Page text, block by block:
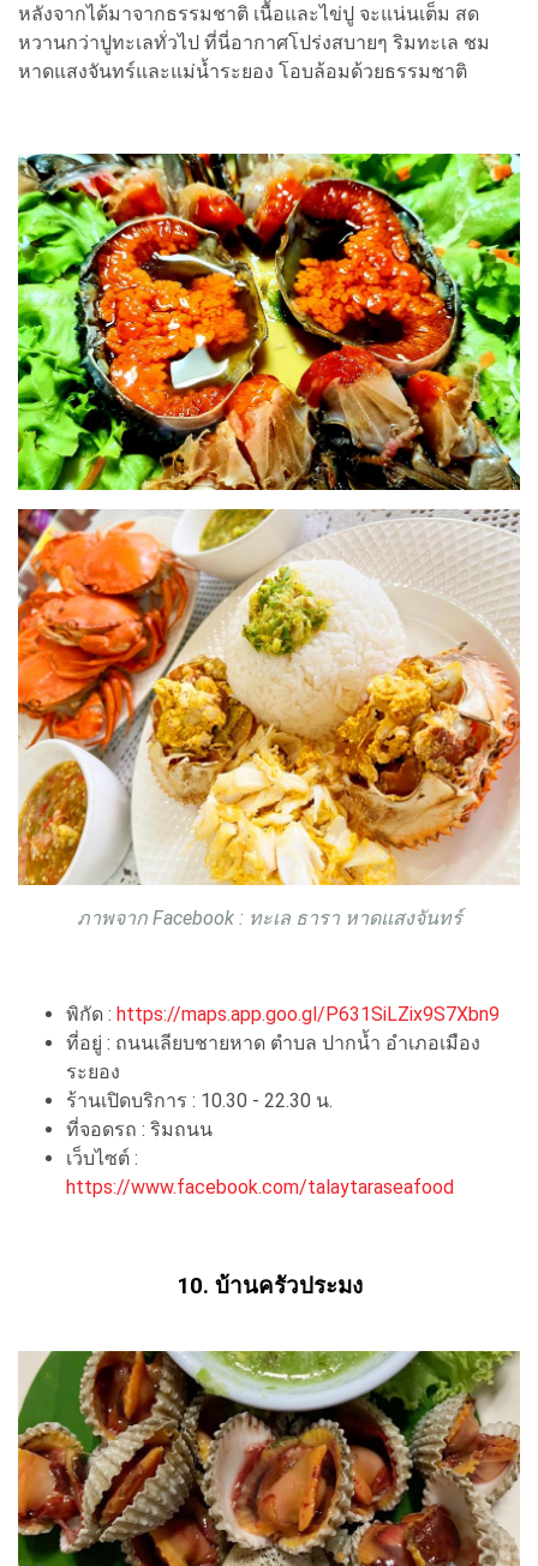
หลังจากได้มาจากธรรมชาติ เนื้อและไข่ปู จะแน่นเต็ม สด
หวานกว่าปูทะเลทั่วไป ที่นี่อากาศโปร่งสบายๆ ริมทะเล ชม
หาดแสงจันทร์และแม่น้ำระยอง โอบล้อมด้วยธรรมชาติ
ภาพจาก Facebook : ทะเล ธารา หาดแสงจันทร์
พิกัด : https://maps.app.goo.gl/P631SiLZix9S7Xbn9
ที่อยู่ : ถนนเลียบชายหาด ตำบล ปากน้ำ อำเภอเมือง
ระยอง
ร้านเปิดบริการ : 10.30 - 22.30 น.
ที่จอดรถ : ริมถนน
เว็บไซต์ :
https://www.facebook.com/talaytaraseafood
10. บ้านครัวประมง